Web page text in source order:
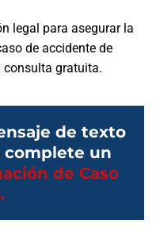
legal para asegurar la
de accidente de
consulta gratuita.
de texto
complete un
de Caso